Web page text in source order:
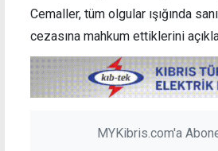
Cemaller, tüm olgular ışığında
cezasına mahkum ettiklerini
MYKibris.com'a